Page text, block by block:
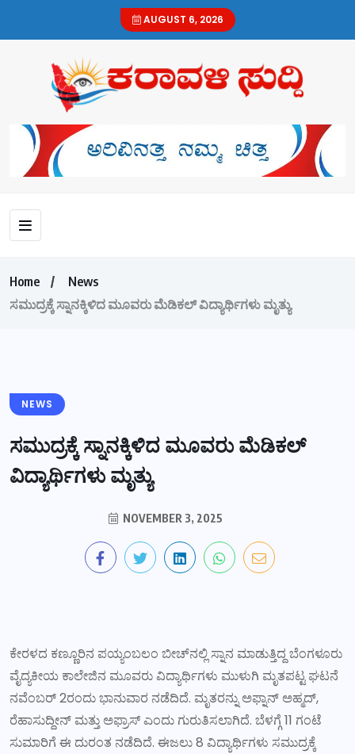
AUGUST 6, 2026
Home
News
ಸಮುದ್ರಕ್ಕೆ ಸ್ನಾನಕ್ಕಿಳಿದ ಮೂವರು ಮೆಡಿಕಲ್ ವಿದ್ಯಾರ್ಥಿಗಳು ಮೃತ್ಯು
NEWS
ಸಮುದ್ರಕ್ಕೆ ಸ್ನಾನಕ್ಕಿಳಿದ ಮೂವರು ಮೆಡಿಕಲ್
ವಿದ್ಯಾರ್ಥಿಗಳು ಮೃತ್ಯು
NOVEMBER 3, 2025
ಕೇರಳದ ಕಣ್ಣೂರಿನ ಪಯ್ಯಂಬಲಂ ಬೀಚ್‌ನಲ್ಲಿ ಸ್ನಾನ ಮಾಡುತ್ತಿದ್ದ ಬೆಂಗಳೂರು
ವೈದ್ಯಕೀಯ ಕಾಲೇಜಿನ ಮೂವರು ವಿದ್ಯಾರ್ಥಿಗಳು ಮುಳುಗಿ ಮೃತಪಟ್ಟ ಘಟನೆ
ನವೆಂಬರ್‌ 2ರಂದು ಭಾನುವಾರ ನಡೆದಿದೆ. ಮೃತರನ್ನು ಅಫ್ನಾನ್‌ ಅಹ್ಮದ್,
ರೆಹಾಸುದ್ದೀನ್ ಮತ್ತು ಅಫ್ರಾಸ್‌ ಎಂದು ಗುರುತಿಸಲಾಗಿದೆ. ಬೆಳಗ್ಗೆ 11 ಗಂಟೆ
ಸುಮಾರಿಗೆ ಈ ದುರಂತ ನಡೆದಿದೆ. ಈಜಲು 8 ವಿದ್ಯಾರ್ಥಿಗಳು ಸಮುದ್ರಕ್ಕೆ